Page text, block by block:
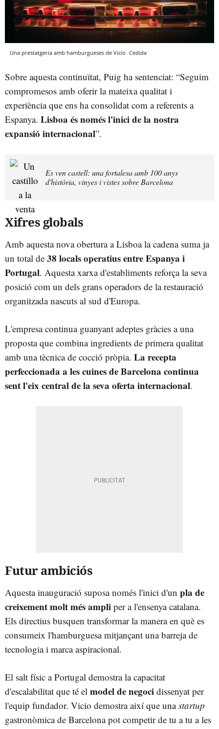
Una prestatgeria amb hamburgueses de Vicio Cedida
Sobre aquesta continuïtat, Puig ha sentenciat: “Seguim
compromesos amb oferir la mateixa qualitat i
experiència que ens ha consolidat com a referents a
Espanya. Lisboa és només l'inici de la nostra
expansió internacional”.
Es ven castell: una fortalesa amb 100 anys
d'història, vinyes i vistes sobre Barcelona
Xifres globals
Amb aquesta nova obertura a Lisboa la cadena suma ja
un total de 38 locals operatius entre Espanya i
Portugal. Aquesta xarxa d'establiments reforça la seva
posició com un dels grans operadors de la restauració
organitzada nascuts al sud d'Europa.
L'empresa continua guanyant adeptes gràcies a una
proposta que combina ingredients de primera qualitat
amb una tècnica de cocció pròpia. La recepta
perfeccionada a les cuines de Barcelona continua
sent l'eix central de la seva oferta internacional.
Futur ambiciós
Aquesta inauguració suposa només l'inici d'un pla de
creixement molt més ampli per a l'ensenya catalana.
Els directius busquen transformar la manera en què es
consumeix l'hamburguesa mitjançant una barreja de
tecnologia i marca aspiracional.
El salt físic a Portugal demostra la capacitat
d'escalabilitat que té el model de negoci dissenyat per
l'equip fundador. Vicio demostra així que unastartup
gastronòmica de Barcelona pot competir de tu a tu a les